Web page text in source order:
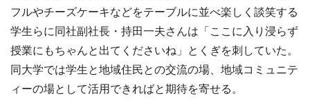
フルやチーズケーキなどをテーブルに並べ楽しく談笑する
学生らに同社副社長・持田一夫さんは「ここに入り浸らず
授業にもちゃんと出てくださいね」とくぎを刺していた。
同大学では学生と地域住民との交流の場、地域コミュニテ
ィーの場として活用できればと期待を寄せる。